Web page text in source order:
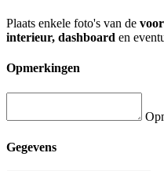
Plaats enkele foto's van de
interieur, dashboard en
Opmerkingen
Gegevens